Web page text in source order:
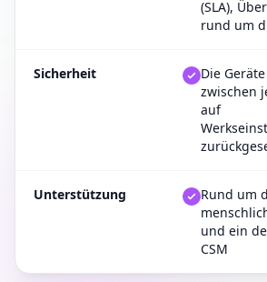
(SLA),
rund um
Sicherheit
Die
zwischen
auf
Unterstützung
Rund um
und ein
CSM